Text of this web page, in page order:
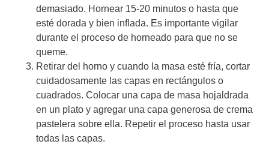
demasiado. Hornear 15-20 minutos o hasta que
esté dorada y bien inflada. Es importante vigilar
durante el proceso de horneado para que no se
queme.
Retirar del horno y cuando la masa esté fría, cortar
cuidadosamente las capas en rectángulos o
cuadrados. Colocar una capa de masa hojaldrada
en un plato y agregar una capa generosa de crema
pastelera sobre ella. Repetir el proceso hasta usar
todas las capas.